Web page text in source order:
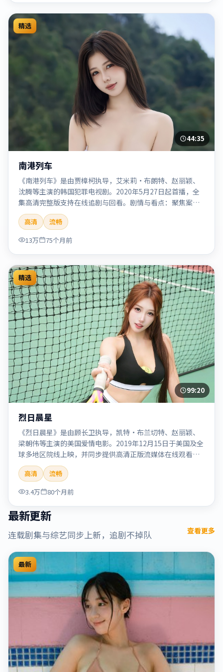
精选
44:35
南港列车
《南港列车》是由贾樟柯执导，艾米莉·布朗特、赵丽颖、
沈腾等主演的韩国犯罪电视剧。2020年5月27日起首播，全
集高清完整版支持在线追剧与回看。剧情与看点：聚焦案件
与人性灰色地带，张力十足，兼具社会观察与戏剧冲突。本
片适合检索「南港列车」「贾樟柯」「犯罪」「韩国」
「2020」「2020-05-27上映」等关键词的影迷阅读简介与主
创信息。
高清
流畅
13万
75个月前
精选
99:20
烈日晨星
《烈日晨星》是由顾长卫执导，凯特·布兰切特、赵丽颖、
梁朝伟等主演的美国爱情电影。2019年12月15日于美国及全
球多地区院线上映，并同步提供高清正版流媒体在线观看。
剧情与看点：情感细腻动人，人物关系真实可信，适合喜欢
温情叙事的观众。本片适合检索「烈日晨星」「顾长卫」
「爱情」「美国」「2019」「2019-12-15上映」等关键词的
影迷阅读简介与主创信息。
高清
流畅
3.4万
80个月前
最新更新
连载剧集与综艺同步上新，追剧不掉队 查看更多
最新